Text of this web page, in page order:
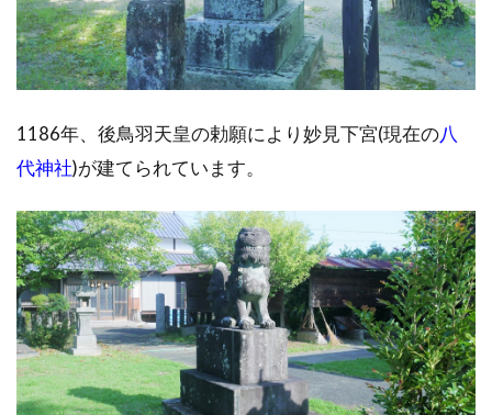
1186年、後鳥羽天皇の勅願により妙見下宮(現在の八
代神社)が建てられています。